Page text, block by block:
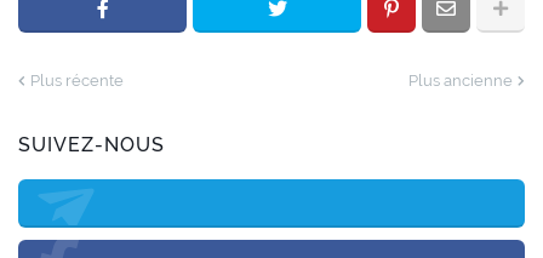
Plus récente Plus ancienne
SUIVEZ-NOUS